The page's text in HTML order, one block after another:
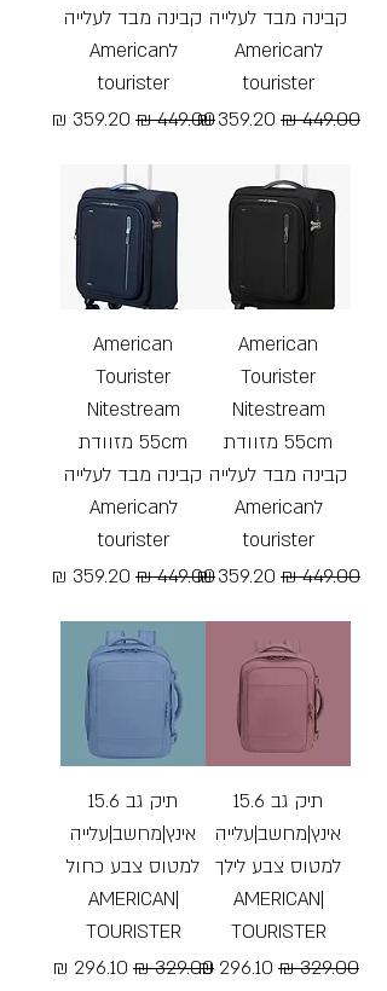
קבינה מבד לעלייה
לAmerican
tourister
מחיר רגיל מחיר מבצע
קבינה מבד לעלייה
לAmerican
tourister
מחיר רגיל מחיר מבצע
American
Tourister
Nitestream
55cm מזוודת
קבינה מבד לעלייה
לAmerican
tourister
מחיר רגיל מחיר מבצע
American
Tourister
Nitestream
55cm מזוודת
קבינה מבד לעלייה
לAmerican
tourister
מחיר רגיל מחיר מבצע
תיק גב 15.6
אינץ|מחשב|עלייה
למטוס צבע לילך
|AMERICAN
TOURISTER
מחיר רגיל מחיר מבצע
תיק גב 15.6
אינץ|מחשב|עלייה
למטוס צבע כחול
|AMERICAN
TOURISTER
מחיר רגיל מחיר מבצע